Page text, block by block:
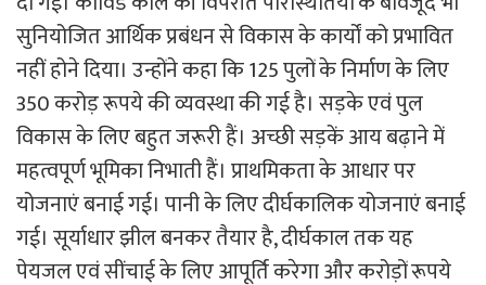
सुनियोजित आर्थिक प्रबंधन से विकास के कार्यों को प्रभावित
नहीं होने दिया। उन्होंने कहा कि 125 पुलों के निर्माण के लिए
350 करोड़ रूपये की व्यवस्था की गई है। सड़के एवं पुल
विकास के लिए बहुत जरूरी हैं। अच्छी सड़कें आय बढ़ाने में
महत्वपूर्ण भूमिका निभाती हैं। प्राथमिकता के आधार पर
योजनाएं बनाई गई। पानी के लिए दीर्घकालिक योजनाएं बनाई
गई। सूर्याधार झील बनकर तैयार है, दीर्घकाल तक यह
पेयजल एवं सींचाई के लिए आपूर्ति करेगा और करोड़ों रूपये